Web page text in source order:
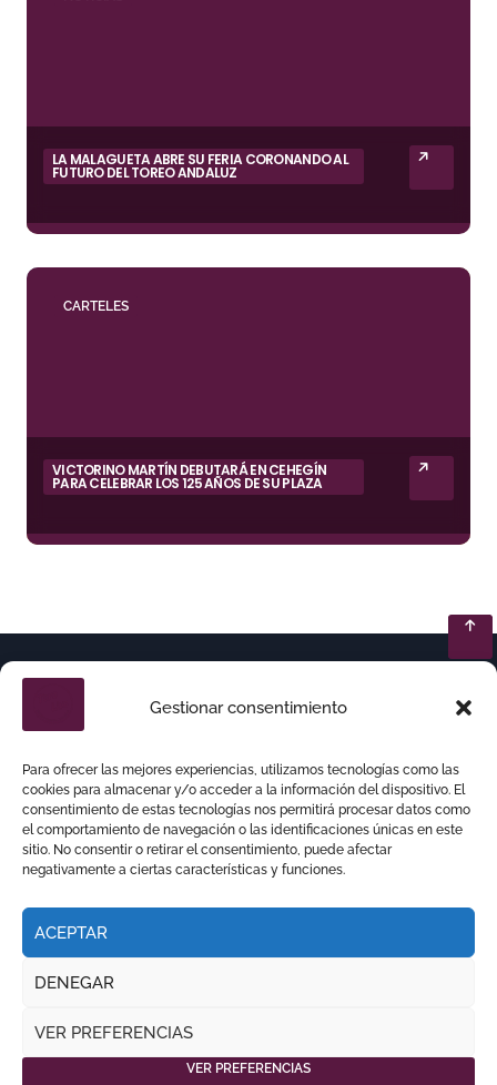
Gestionar consentimiento
Para ofrecer las mejores experiencias, utilizamos tecnologías como las
cookies para almacenar y/o acceder a la información del dispositivo. El
consentimiento de estas tecnologías nos permitirá procesar datos como
el comportamiento de navegación o las identificaciones únicas en este
sitio. No consentir o retirar el consentimiento, puede afectar
negativamente a ciertas características y funciones.
ACEPTAR
DENEGAR
VER PREFERENCIAS
VER PREFERENCIAS
LA MALAGUETA ABRE SU FERIA CORONANDO AL
FUTURO DEL TOREO ANDALUZ
CARTELES
VICTORINO MARTÍN DEBUTARÁ EN CEHEGÍN
PARA CELEBRAR LOS 125 AÑOS DE SU PLAZA
Copyright © Todos los derechos reservados